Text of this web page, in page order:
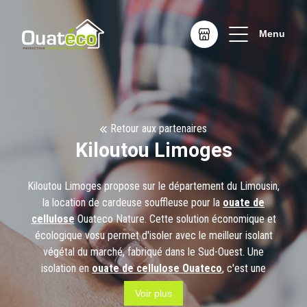
Menu
Retour aux partenaires
Kiloutou Limoges
Kiloutou Limoges propose sur le département du Limousin,
la location de cardeuse souffleuse pour la ouate de
celluloseOuateco Nature. Cette solution économique et
écologique vosu permet d'isoler avec le meilleur isolant
végétal du marché, fabriqué dans le Sud-Ouest. Une
isolation en ouate de cellulose Ouateco, c'est une
garantie de 50 ans sur un matériaux respirant, sans
composés organiques volatiles, capable de vous faire
Voir plus